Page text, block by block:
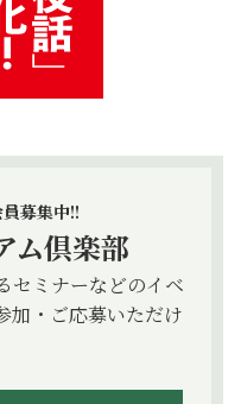
募集中!!
ム倶楽部
セミナーなどのイベ
加・ご応募いただけ